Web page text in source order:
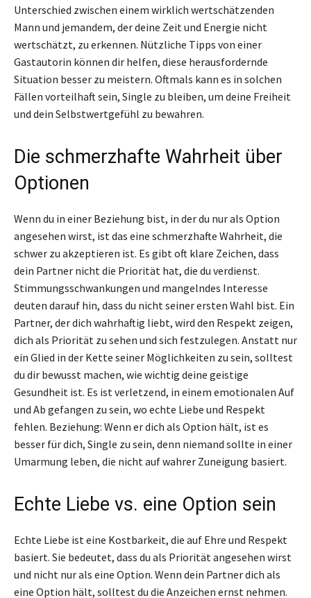
Unterschied zwischen einem wirklich wertschätzenden
Mann und jemandem, der deine Zeit und Energie nicht
wertschätzt, zu erkennen. Nützliche Tipps von einer
Gastautorin können dir helfen, diese herausfordernde
Situation besser zu meistern. Oftmals kann es in solchen
Fällen vorteilhaft sein, Single zu bleiben, um deine Freiheit
und dein Selbstwertgefühl zu bewahren.
Die schmerzhafte Wahrheit über
Optionen
Wenn du in einer Beziehung bist, in der du nur als Option
angesehen wirst, ist das eine schmerzhafte Wahrheit, die
schwer zu akzeptieren ist. Es gibt oft klare Zeichen, dass
dein Partner nicht die Priorität hat, die du verdienst.
Stimmungsschwankungen und mangelndes Interesse
deuten darauf hin, dass du nicht seiner ersten Wahl bist. Ein
Partner, der dich wahrhaftig liebt, wird den Respekt zeigen,
dich als Priorität zu sehen und sich festzulegen. Anstatt nur
ein Glied in der Kette seiner Möglichkeiten zu sein, solltest
du dir bewusst machen, wie wichtig deine geistige
Gesundheit ist. Es ist verletzend, in einem emotionalen Auf
und Ab gefangen zu sein, wo echte Liebe und Respekt
fehlen. Beziehung: Wenn er dich als Option hält, ist es
besser für dich, Single zu sein, denn niemand sollte in einer
Umarmung leben, die nicht auf wahrer Zuneigung basiert.
Echte Liebe vs. eine Option sein
Echte Liebe ist eine Kostbarkeit, die auf Ehre und Respekt
basiert. Sie bedeutet, dass du als Priorität angesehen wirst
und nicht nur als eine Option. Wenn dein Partner dich als
eine Option hält, solltest du die Anzeichen ernst nehmen.